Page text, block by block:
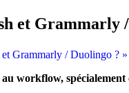
et Grammarly
Grammarly / Duolingo ? »
workflow,